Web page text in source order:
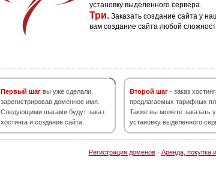
установку выделенного сервера.
Три. Заказать создание сайта у
вам создание сайта любой
Первый шаг вы уже сделали,
зарегистрировав доменное имя.
Следующими шагами будут заказ
хостинга и создание сайта.
Второй шаг - заказ
предлагаемых тарифных
Также вы можете заказать
установку выделенного
Регистрация доменов· Аренда, покупка